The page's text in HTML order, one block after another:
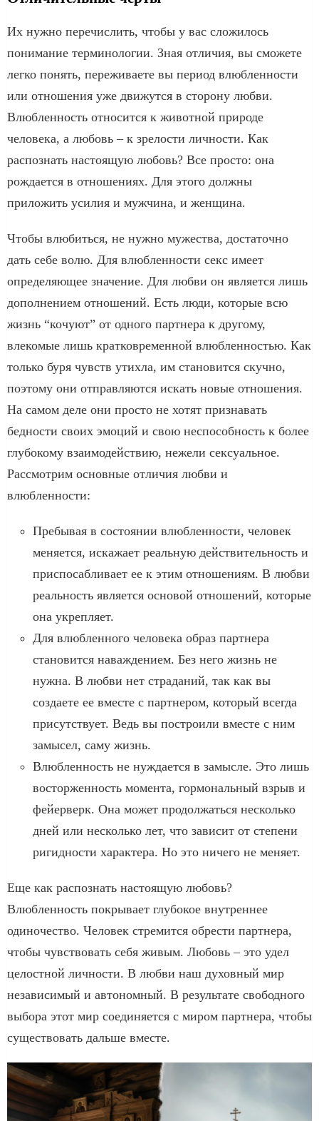
Их нужно перечислить, чтобы у вас сложилось
понимание терминологии. Зная отличия, вы сможете
легко понять, переживаете вы период влюбленности
или отношения уже движутся в сторону любви.
Влюбленность относится к животной природе
человека, а любовь – к зрелости личности. Как
распознать настоящую любовь? Все просто: она
рождается в отношениях. Для этого должны
приложить усилия и мужчина, и женщина.
Чтобы влюбиться, не нужно мужества, достаточно
дать себе волю. Для влюбленности секс имеет
определяющее значение. Для любви он является лишь
дополнением отношений. Есть люди, которые всю
жизнь “кочуют” от одного партнера к другому,
влекомые лишь кратковременной влюбленностью. Как
только буря чувств утихла, им становится скучно,
поэтому они отправляются искать новые отношения.
На самом деле они просто не хотят признавать
бедности своих эмоций и свою неспособность к более
глубокому взаимодействию, нежели сексуальное.
Рассмотрим основные отличия любви и
влюбленности:
Пребывая в состоянии влюбленности, человек
меняется, искажает реальную действительность и
приспосабливает ее к этим отношениям. В любви
реальность является основой отношений, которые
она укрепляет.
Для влюбленного человека образ партнера
становится наваждением. Без него жизнь не
нужна. В любви нет страданий, так как вы
создаете ее вместе с партнером, который всегда
присутствует. Ведь вы построили вместе с ним
замысел, саму жизнь.
Влюбленность не нуждается в замысле. Это лишь
восторженность момента, гормональный взрыв и
фейерверк. Она может продолжаться несколько
дней или несколько лет, что зависит от степени
ригидности характера. Но это ничего не меняет.
Еще как распознать настоящую любовь?
Влюбленность покрывает глубокое внутреннее
одиночество. Человек стремится обрести партнера,
чтобы чувствовать себя живым. Любовь – это удел
целостной личности. В любви наш духовный мир
независимый и автономный. В результате свободного
выбора этот мир соединяется с миром партнера, чтобы
существовать дальше вместе.